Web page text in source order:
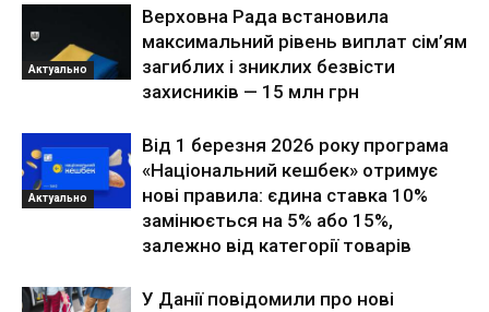
Актуально
Верховна Рада встановила
максимальний рівень виплат сім’ям
загиблих і зниклих безвісти
захисників — 15 млн грн
Актуально
Від 1 березня 2026 року програма
«Національний кешбек» отримує
нові правила: єдина ставка 10%
замінюється на 5% або 15%,
залежно від категорії товарів
У Данії повідомили про нові